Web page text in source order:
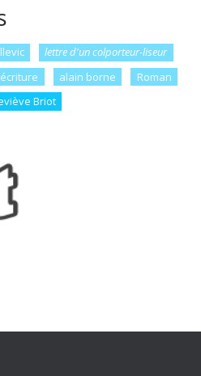
lettre d'un colporteur-liseur
écriture alain borne
Roman
Briot